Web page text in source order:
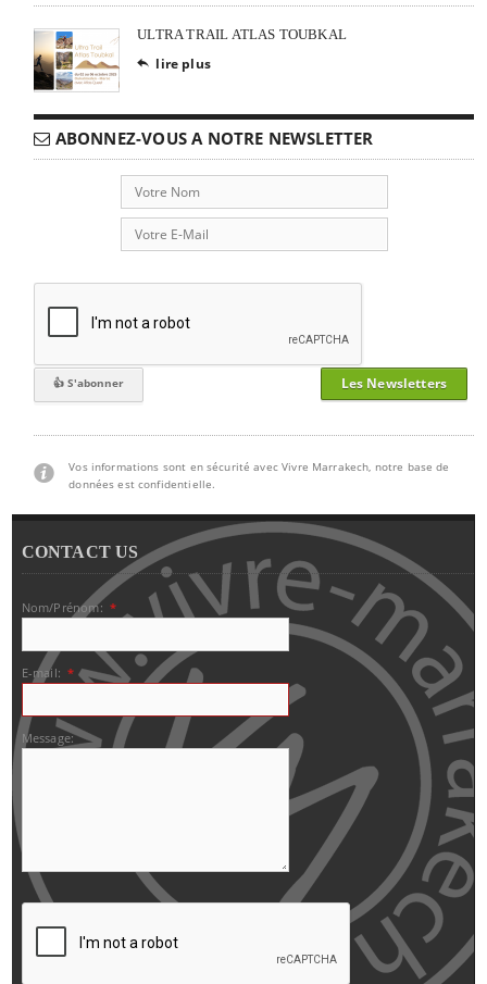
ULTRA TRAIL ATLAS TOUBKAL
 lire plus
ABONNEZ-VOUS A NOTRE NEWSLETTER
Les Newsletters
Vos informations sont en sécurité avec Vivre Marrakech, notre base de
données est confidentielle.
CONTACT US
Nom/Prénom: *
E-mail: *
Message: